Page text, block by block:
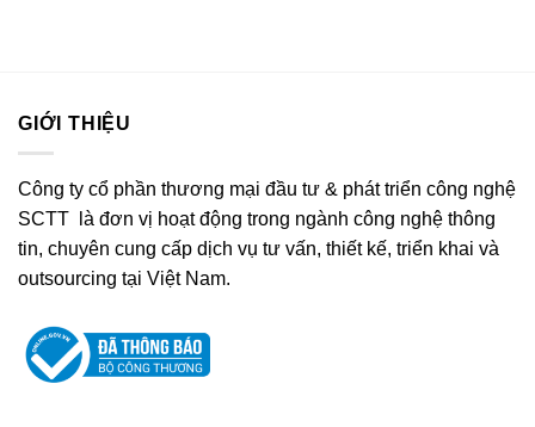
GIỚI THIỆU
Công ty cổ phần thương mại đầu tư & phát triển công nghệ
SCTT là đơn vị hoạt động trong ngành công nghệ thông
tin, chuyên cung cấp dịch vụ tư vấn, thiết kế, triển khai và
outsourcing tại Việt Nam.